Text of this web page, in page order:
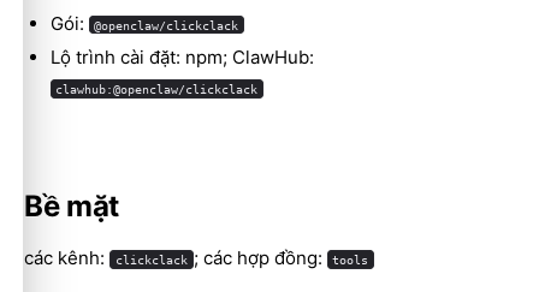
Gói: @openclaw/clickclack
Lộ trình cài đặt: npm; ClawHub:
clawhub:@openclaw/clickclack
Bề mặt
các kênh: clickclack ; các hợp đồng: tools